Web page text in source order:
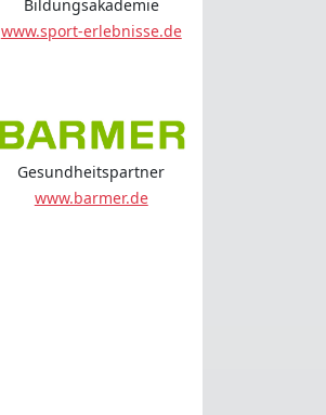
Bildungsakademie
www.sport-erlebnisse.de
Gesundheitspartner
www.barmer.de